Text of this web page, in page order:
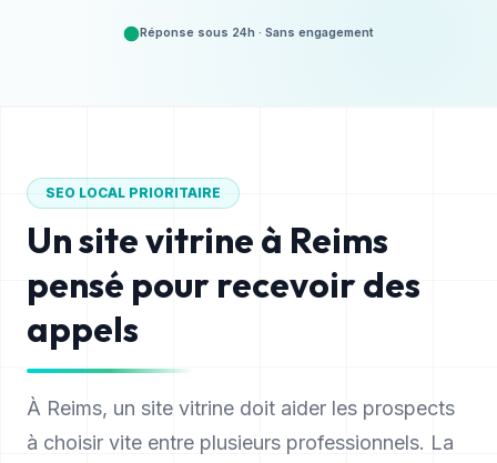
Réponse sous 24h · Sans engagement
SEO LOCAL PRIORITAIRE
Un site vitrine à Reims
pensé pour recevoir des
appels
À Reims, un site vitrine doit aider les prospects
à choisir vite entre plusieurs professionnels. La